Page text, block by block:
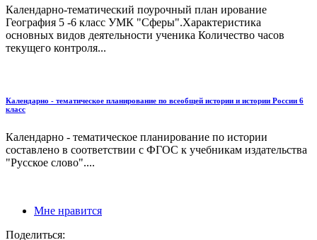
Календарно-тематический поурочный план ирование
География 5 -6 класс УМК "Сферы".Характеристика
основных видов деятельности ученика Количество часов
текущего контроля...
Календарно - тематическое планирование по всеобщей истории и истории России 6
класс
Календарно - тематическое планирование по истории
составлено в соответствии с ФГОС к учебникам издательства
"Русское слово"....
Мне нравится
Поделиться: